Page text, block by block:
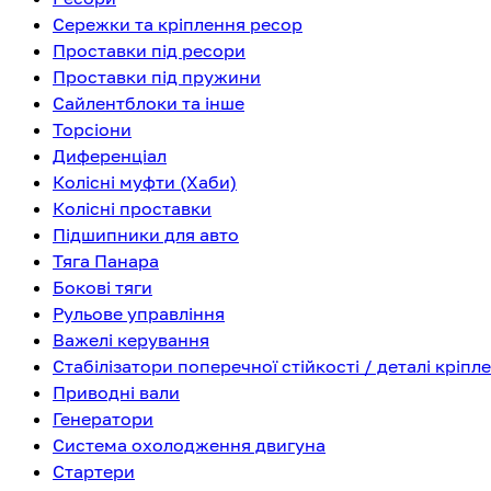
Сережки та кріплення ресор
Проставки під ресори
Проставки під пружини
Сайлентблоки та інше
Торсіони
Диференціал
Колісні муфти (Хаби)
Колісні проставки
Підшипники для авто
Тяга Панара
Бокові тяги
Рульове управління
Важелі керування
Стабілізатори поперечної стійкості / деталі
Приводні вали
Генератори
Система охолодження двигуна
Стартери